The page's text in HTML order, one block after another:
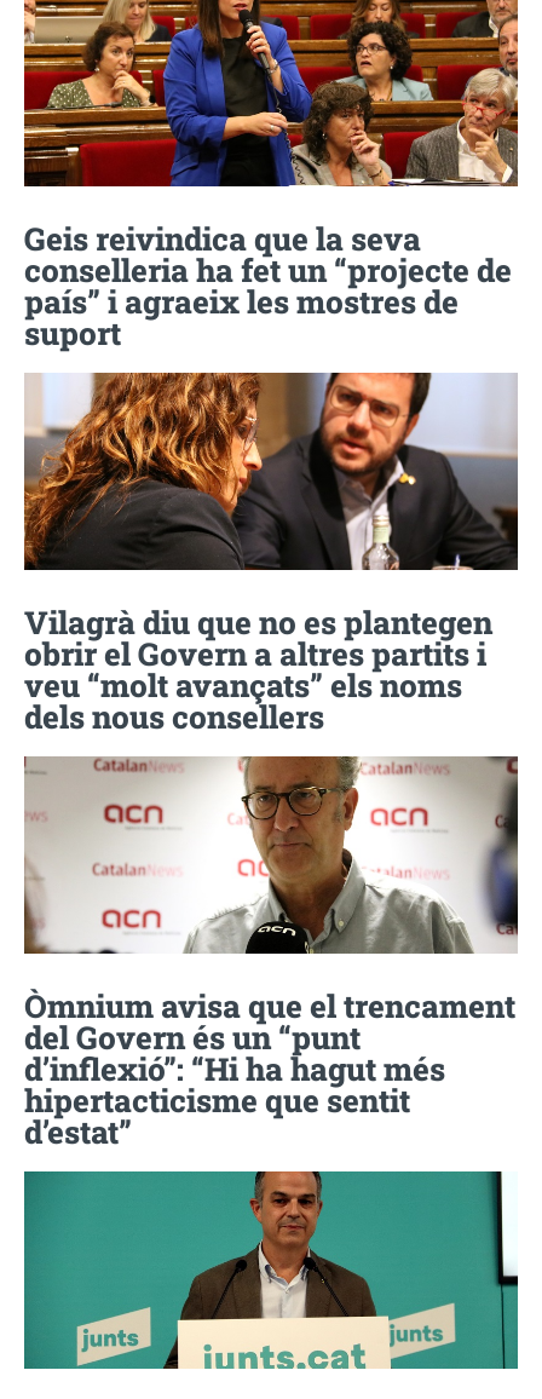
Geis reivindica que la seva
conselleria ha fet un “projecte de
país” i agraeix les mostres de
suport
Vilagrà diu que no es plantegen
obrir el Govern a altres partits i
veu “molt avançats” els noms
dels nous consellers
Òmnium avisa que el trencament
del Govern és un “punt
d’inflexió”: “Hi ha hagut més
hipertacticisme que sentit
d’estat”